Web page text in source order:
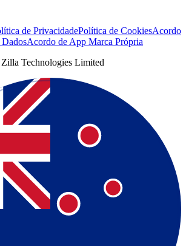
de PrivacidadePolítica de CookiesAcordo
DadosAcordo de App Marca Própria
Technologies Limited